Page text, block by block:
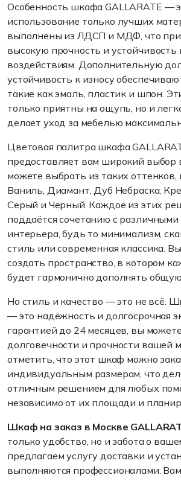
Особенность шкафа GALLARATE —
использование только лучших
выполнены из ЛДСП и МДФ, что
высокую прочность и
воздействиям. Дополнительную
устойчивость к износу
такие как эмаль, пластик и шпон.
только приятны на ощупь, но и
делает уход за мебелью
Цветовая палитра шкафа
предоставляет вам широкий выбор
можете выбрать из таких оттенков,
Ваниль, Диамант, Дуб Небраска,
Серый и Черный. Каждое из этих
поддаётся сочетанию с различными
интерьера, будь то минимализм,
стиль или современная классика.
создать пространство, в котором
будет гармонично дополнять
Но стиль и качество — это не всё.
— это надёжность и долгосрочная
гарантией до 24 месяцев, вы
долговечности и прочности вашей
отметить, что этот шкаф можно
индивидуальным размерам, что
отличным решением для любых
независимо от их площади и
Шкаф на заказ в Москве
только удобство, но и забота о
предлагаем услугу доставки и
выполняются профессионалами.